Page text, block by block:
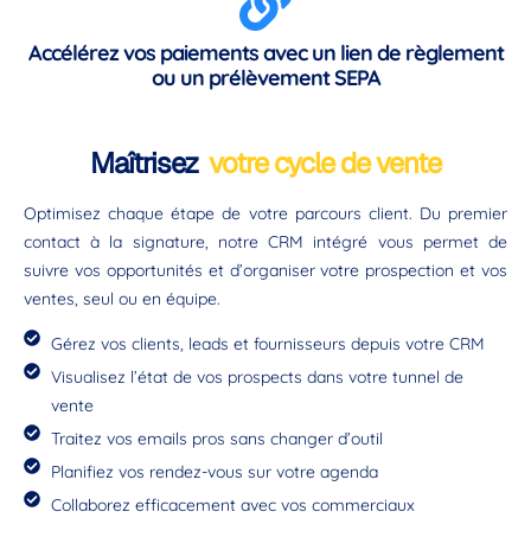
Accélérez vos paiements avec un lien de règlement
ou un prélèvement SEPA
Maîtrisez votre cycle de vente
Optimisez chaque étape de votre parcours client. Du premier
contact à la signature, notre CRM intégré vous permet de
suivre vos opportunités et d’organiser votre prospection et vos
ventes, seul ou en équipe.
Gérez vos clients, leads et fournisseurs depuis votre CRM
Visualisez l’état de vos prospects dans votre tunnel de
vente
Traitez vos emails pros sans changer d’outil
Planifiez vos rendez-vous sur votre agenda
Collaborez efficacement avec vos commerciaux